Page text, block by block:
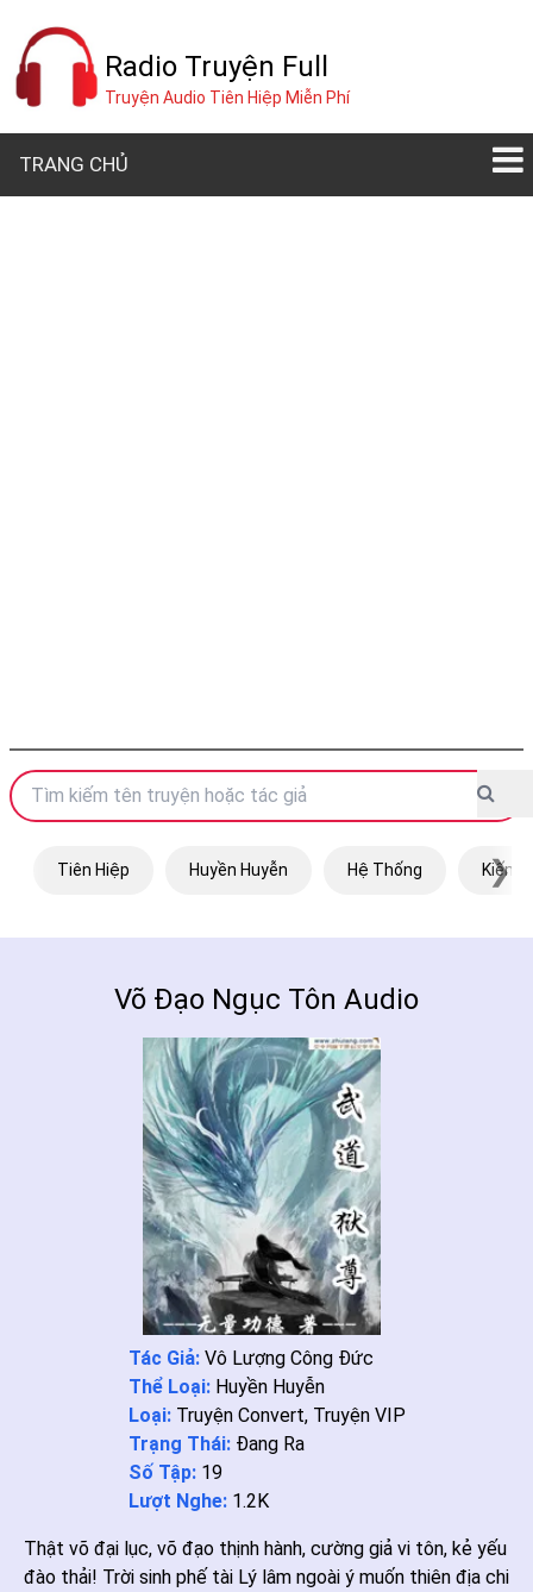
Radio Truyện Full
Truyện Audio Tiên Hiệp Miễn Phí
TRANG CHỦ
Tiên Hiệp Huyền Huyễn Hệ Thống Kiếm
❯
Võ Đạo Ngục Tôn Audio
Tác Giả: Vô Lượng Công Đức
Thể Loại: Huyền Huyễn
Loại: Truyện Convert, Truyện VIP
Trạng Thái: Đang Ra
Số Tập: 19
Lượt Nghe: 1.2K
Thật võ đại lục, võ đạo thịnh hành, cường giả vi tôn, kẻ yếu
đào thải! Trời sinh phế tài Lý lâm ngoài ý muốn thiên địa chi